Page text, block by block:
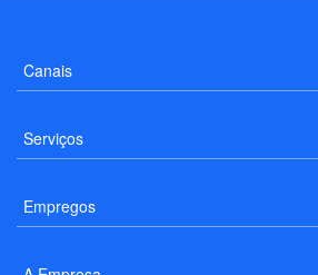
Canais
Serviços
Empregos